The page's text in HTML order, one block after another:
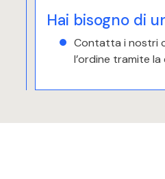
Hai bisogno di
Contatta i nostri
l’ordine tramite